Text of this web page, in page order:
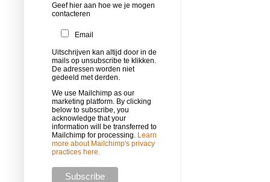
Geef hier aan hoe we je mogen
contacteren
Email
Uitschrijven kan altijd door in de
mails op unsubscribe te klikken.
De adressen worden niet
gedeeld met derden.
We use Mailchimp as our
marketing platform. By clicking
below to subscribe, you
acknowledge that your
information will be transferred to
Mailchimp for processing. Learn
more about Mailchimp's privacy
practices here.